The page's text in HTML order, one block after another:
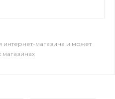
интернет-магазина и может
магазинах